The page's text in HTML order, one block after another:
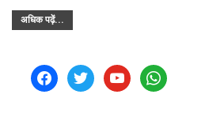
अधिक पढ़ें...
facebooktwitteryoutubewhatsapp